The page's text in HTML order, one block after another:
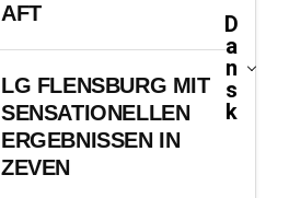
D
a
n
s
k
AFT
LG FLENSBURG MIT
SENSATIONELLEN
ERGEBNISSEN IN
ZEVEN